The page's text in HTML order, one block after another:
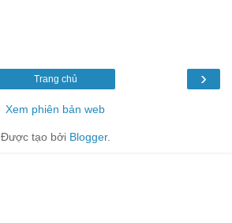
›
Trang chủ
Xem phiên bản web
Được tạo bởi Blogger.